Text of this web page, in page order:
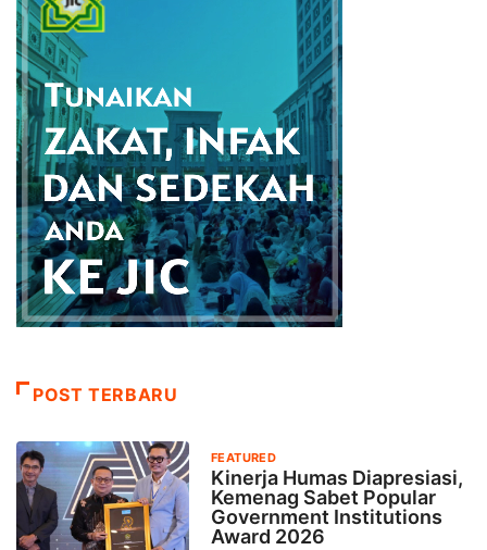
POST TERBARU
FEATURED
Kinerja Humas Diapresiasi,
Kemenag Sabet Popular
Government Institutions
Award 2026